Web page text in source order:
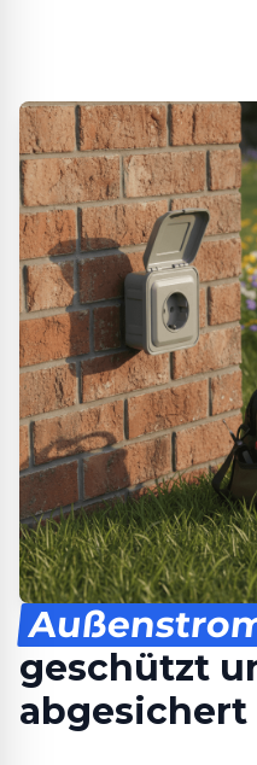
geschützt
abgesichert